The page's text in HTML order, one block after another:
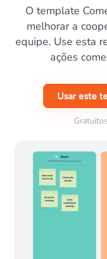
O template
melhorar a
equipe. Use esta
ações
Usar este